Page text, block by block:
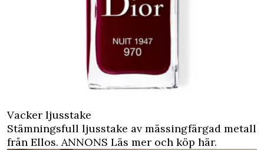
Vacker ljusstake
Stämningsfull ljusstake av mässingfärgad metall
från Ellos. ANNONS Läs mer och köp här.